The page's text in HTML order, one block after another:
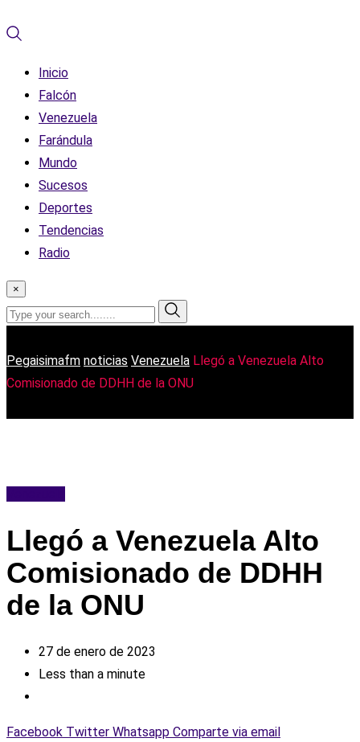
Inicio
Falcón
Venezuela
Farándula
Mundo
Sucesos
Deportes
Tendencias
Radio
×
Pegaisimafm noticias Venezuela Llegó a Venezuela Alto
Comisionado de DDHH de la ONU
Llegó a Venezuela Alto
Comisionado de DDHH
de la ONU
27 de enero de 2023
Less than a minute
Facebook Twitter Whatsapp Comparte via email